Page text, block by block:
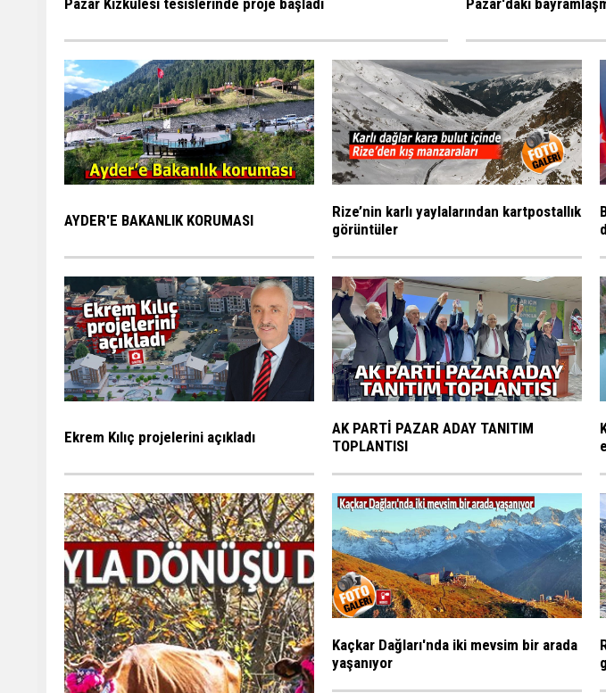
Pazar Kızkulesi tesislerinde proje başladı Pazar'daki
AYDER'E BAKANLIK KORUMASI
Rize’nin karlı yaylalarından kartpostallık
görüntüler
Ekrem Kılıç projelerini açıkladı
AK PARTİ PAZAR ADAY TANITIM
TOPLANTISI
Kaçkar Dağları'nda iki mevsim bir arada
yaşanıyor